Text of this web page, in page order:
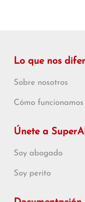
Lo que nos
Sobre nosotros
Cómo funcionamos
Únete a
Soy abogado
Soy perito